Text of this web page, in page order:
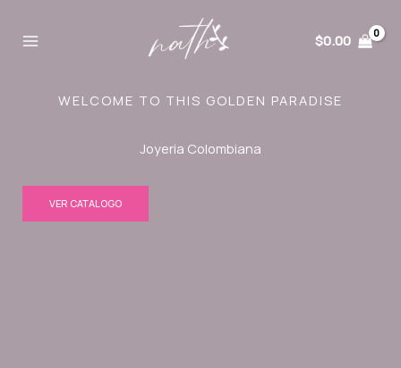
$0.00
WELCOME TO THIS GOLDEN PARADISE
Joyeria Colombiana
VER CATALOGO